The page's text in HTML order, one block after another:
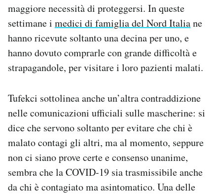
maggiore necessità di proteggersi. In queste
settimane i medici di famiglia del Nord Italiane
hanno ricevute soltanto una decina per uno, e
hanno dovuto comprarle con grande difficoltà e
strapagandole, per visitare i loro pazienti malati.
Tufekci sottolinea anche un’altra contraddizione
nelle comunicazioni ufficiali sulle mascherine: si
dice che servono soltanto per evitare che chi è
malato contagi gli altri, ma al momento, seppure
non ci siano prove certe e consenso unanime,
sembra che la COVID-19 sia trasmissibile anche
da chi è contagiato ma asintomatico. Una delle